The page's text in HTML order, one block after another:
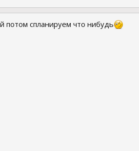
потом спланируем что нибудь